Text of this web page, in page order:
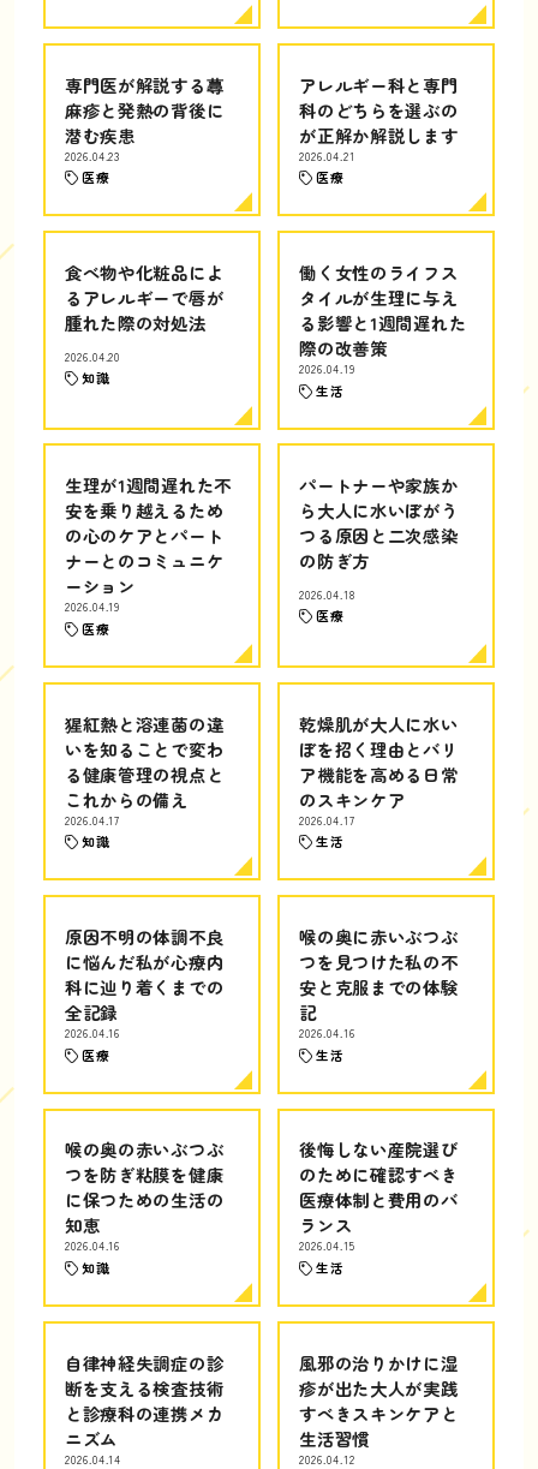
専門医が解説する蕁
麻疹と発熱の背後に
潜む疾患
2026.04.23
医療
アレルギー科と専門
科のどちらを選ぶの
が正解か解説します
2026.04.21
医療
食べ物や化粧品によ
るアレルギーで唇が
腫れた際の対処法
2026.04.20
知識
働く女性のライフス
タイルが生理に与え
る影響と1週間遅れた
際の改善策
2026.04.19
生活
生理が1週間遅れた不
安を乗り越えるため
の心のケアとパート
ナーとのコミュニケ
ーション
2026.04.19
医療
パートナーや家族か
ら大人に水いぼがう
つる原因と二次感染
の防ぎ方
2026.04.18
医療
猩紅熱と溶連菌の違
いを知ることで変わ
る健康管理の視点と
これからの備え
2026.04.17
知識
乾燥肌が大人に水い
ぼを招く理由とバリ
ア機能を高める日常
のスキンケア
2026.04.17
生活
原因不明の体調不良
に悩んだ私が心療内
科に辿り着くまでの
全記録
2026.04.16
医療
喉の奥に赤いぶつぶ
つを見つけた私の不
安と克服までの体験
記
2026.04.16
生活
喉の奥の赤いぶつぶ
つを防ぎ粘膜を健康
に保つための生活の
知恵
2026.04.16
知識
後悔しない産院選び
のために確認すべき
医療体制と費用のバ
ランス
2026.04.15
生活
自律神経失調症の診
断を支える検査技術
と診療科の連携メカ
ニズム
2026.04.14
風邪の治りかけに湿
疹が出た大人が実践
すべきスキンケアと
生活習慣
2026.04.12